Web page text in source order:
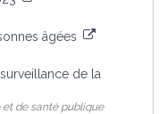
âgées
de la
de santé publique